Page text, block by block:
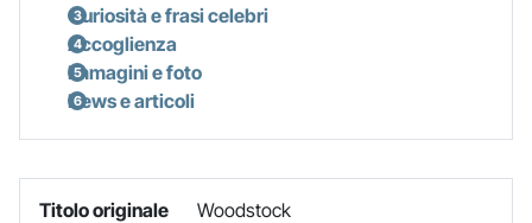
Curiosità e frasi celebri
Accoglienza
Immagini e foto
News e articoli
Titolo originale
Woodstock